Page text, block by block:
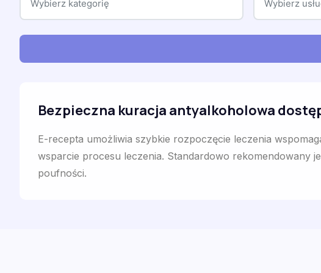
Wybierz kategorię Wybierz
Bezpieczna kuracja antyalkoholowa
E-recepta umożliwia szybkie rozpoczęcie leczenia
wsparcie procesu leczenia. Standardowo rekomendowany
poufności.